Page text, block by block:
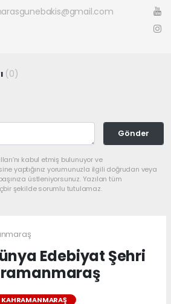
(0)
Gönder
kabul etmiş bulunuyor ve
yaptığınız yorumunuzla ilgili doğrudan veya
üstleniyorsunuz. Yazılan tüm
şekilde sorumlu tutulamaz.
Edebiyat Şehri
KAHRAMANMARAŞ